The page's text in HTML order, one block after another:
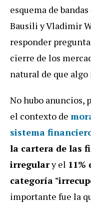
esquema de
Bausili y Vladimir
responder
cierre de los
natural de que algo
No hubo anuncios,
el contexto de
sistema
la cartera de las
irregulary el
categoría
importante fue la